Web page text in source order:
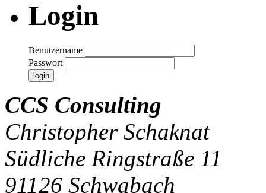
Login
Benutzername
Passwort
CCS Consulting
Christopher Schaknat
Südliche Ringstraße 11
91126 Schwabach